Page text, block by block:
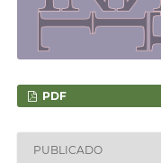
PDF
PUBLICADO